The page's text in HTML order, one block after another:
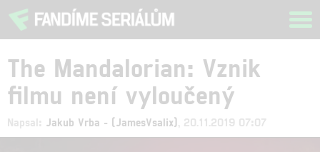
The Mandalorian: Vznik
filmu není vyloučený
Napsal: Jakub Vrba - (JamesVsalix) , 20.11.2019 07:07